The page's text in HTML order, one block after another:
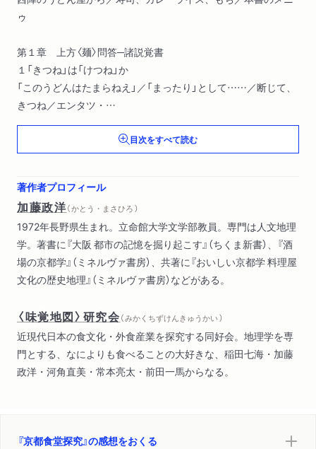
ゥ
第１章 上方〈麺〉問答─諸説覚書
１「きつね」は「けつね」か
「このうどんはたまらねえ」／「まったり」として……／断じて、
きつね／エンタツ・
アチャコの回想
２ 「きつね」か「たぬき」か
「めしのお菜」／「大阪にそんなもんはない！」／「うどんです
たぬきは一枚上手
３ 「きつね」は化ける
（仮想）小林カツ代の驚き／謎の狐蕎麦
４ 油揚げの魅力
油の臭み／惑いの〈麺〉問答
１ 京都のうどんには〇〇がのっています
華麗なる上おき／薄くて小さい○○
２ 卓袱から〈志津ぽく〉へ
《下河原》の卓袱料理／「京坂の温飩屋」と「江戸の蕎麦屋」／江戸
玉子焼き幻想／むかしのメニゥ／土鍋の真ん中に／「にゅうめ
目次をすべて読む
著作者プロフィール
加藤政洋（ かとう・まさひろ ）
1972年長野県生まれ。立命館大学文学部教員。専門は人文地理
学。著書に『大阪 都市の記憶を掘り起こす』（ちくま新書）、『酒
場の京都学』（ミネルヴァ書房）、共著に『おいしい京都学 料理屋
文化の歴史地理』（ミネルヴァ書房）などがある。
〈味覚地図〉研究会（ みかくちずけんきゅうかい ）
近現代日本の食文化・外食産業を探究する同好会。地理学を専
門とする、なによりも食べることの大好きな、稲田七海・加藤
政洋・河角直美・常本亮太・前田一馬からなる。
『京都食堂探究』の感想をおくる